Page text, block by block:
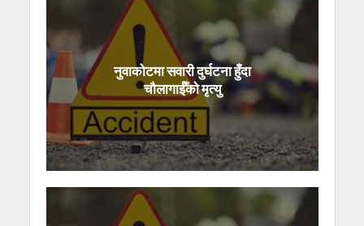
नुवाकोटमा सवारी दुर्घटना हुँदा
चौलागाईँको मृत्यु